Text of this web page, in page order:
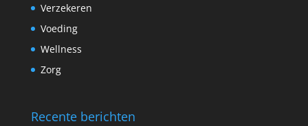
Verzekeren
Voeding
Wellness
Zorg
Recente berichten